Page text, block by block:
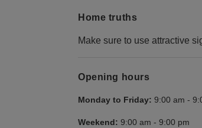
Home truths
Make sure to use attractive
Opening hours
Monday to Friday: 9:00 am -
Weekend: 9:00 am - 9:00 pm